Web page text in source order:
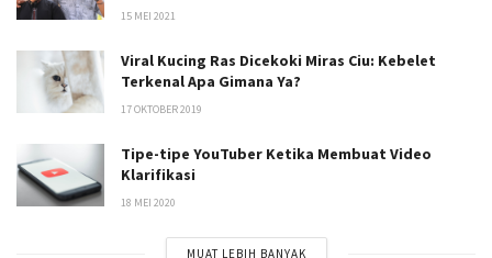
15 MEI 2021
Viral Kucing Ras Dicekoki Miras Ciu: Kebelet
Terkenal Apa Gimana Ya?
17 OKTOBER 2019
Tipe-tipe YouTuber Ketika Membuat Video
Klarifikasi
18 MEI 2020
MUAT LEBIH BANYAK